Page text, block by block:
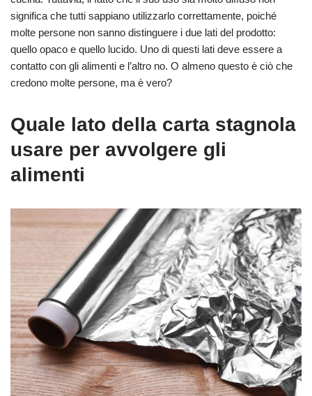
significa che tutti sappiano utilizzarlo correttamente, poiché
molte persone non sanno distinguere i due lati del prodotto:
quello opaco e quello lucido. Uno di questi lati deve essere a
contatto con gli alimenti e l’altro no. O almeno questo è ciò che
credono molte persone, ma è vero?
Quale lato della carta stagnola
usare per avvolgere gli
alimenti